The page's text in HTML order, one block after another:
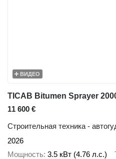
ВИДЕО
11 600 €
Строительная техника -
2026
Мощность 3.5 кВт (4.76 л.с.)